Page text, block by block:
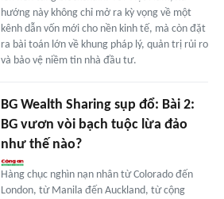
hướng này không chỉ mở ra kỳ vọng về một
kênh dẫn vốn mới cho nền kinh tế, mà còn đặt
ra bài toán lớn về khung pháp lý, quản trị rủi ro
và bảo vệ niềm tin nhà đầu tư.
BG Wealth Sharing sụp đổ: Bài 2:
BG vươn vòi bạch tuộc lừa đảo
như thế nào?
Hàng chục nghìn nạn nhân từ Colorado đến
London, từ Manila đến Auckland, từ cộng